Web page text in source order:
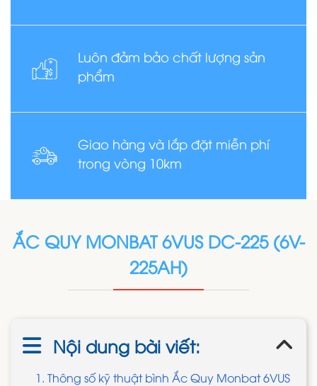
Luôn đảm bảo chất lượng sản
phẩm
Giao hàng và lắp đặt miễn phí
trong vòng 10km
ẮC QUY MONBAT 6VUS DC-225 (6V-
225AH)
Nội dung bài viết:
1. Thông số kỹ thuật bình Ắc Quy Monbat 6VUS